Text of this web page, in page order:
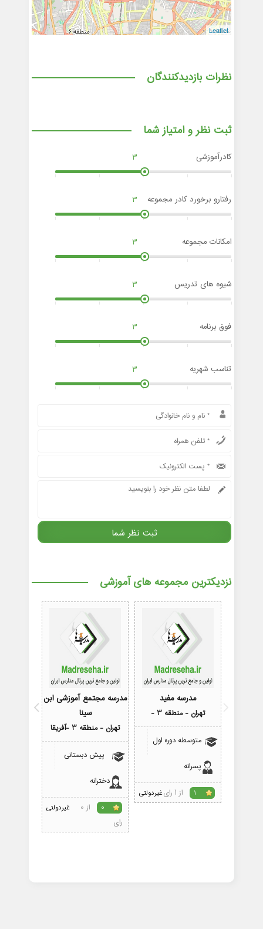
Leaflet
نظرات بازدیدکنندگان
ثبت نظر و امتیاز شما
کادرآموزشی 3
رفتارو برخورد کادر مجموعه 3
امکانات مجموعه 3
شیوه های تدریس 3
فوق برنامه 3
تناسب شهریه 3
نزدیکترین مجموعه های آموزشی
مدرسه مفید
تهران - منطقه 3 -
متوسطه دوره اول
پسرانه
غیردولتی 1 از 1 رای
مدرسه مجتمع آموزشی ابن
سینا
تهران - منطقه 3 -آفریقا
پیش دبستانی
دخترانه
غیردولتی 0
از 0
رای